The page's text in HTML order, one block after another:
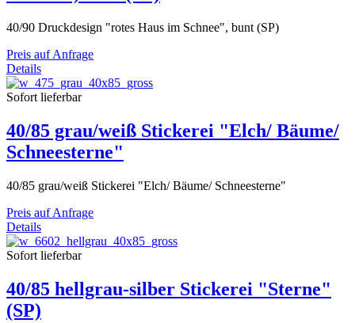
40/90 Druckdesign "rotes Haus im Schnee", bunt (SP)
Preis auf Anfrage
Details
Sofort lieferbar
40/85 grau/weiß Stickerei "Elch/ Bäume/
Schneesterne"
40/85 grau/weiß Stickerei "Elch/ Bäume/ Schneesterne"
Preis auf Anfrage
Details
Sofort lieferbar
40/85 hellgrau-silber Stickerei "Sterne"
(SP)